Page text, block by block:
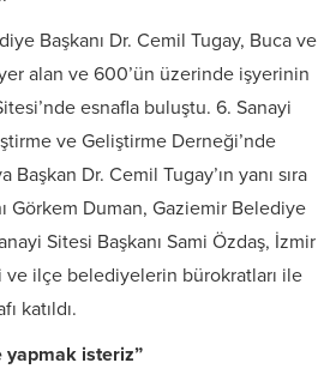
Başkanı Dr. Cemil Tugay, Buca ve
alan ve 600’ün üzerinde işyerinin
esnafla buluştu. 6. Sanayi
ve Geliştirme Derneği’nde
Dr. Cemil Tugay’ın yanı sıra
Görkem Duman, Gaziemir Belediye
Sitesi Başkanı Sami Özdaş, İzmir
ilçe belediyelerin bürokratları ile
katıldı.
yapmak isteriz”